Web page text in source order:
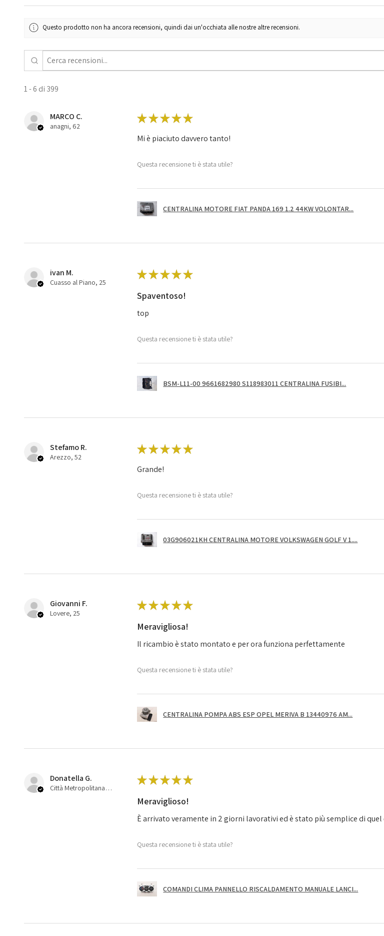
Questo prodotto non ha ancora recensioni, quindi dai un'occhiata alle nostre altre recensioni.
1 - 6 di 399
MARCO C.
anagni, 62
★★★★★
Mi è piaciuto davvero tanto!
Questa recensione ti è stata utile?
CENTRALINA MOTORE FIAT PANDA 169 1.2 44KW VOLONTAR...
ivan M.
Cuasso al Piano, 25
★★★★★
Spaventoso!
top
Questa recensione ti è stata utile?
BSM-L11-00 9661682980 S118983011 CENTRALINA FUSIBI...
Stefamo R.
Arezzo, 52
★★★★★
Grande!
Questa recensione ti è stata utile?
03G906021KH CENTRALINA MOTORE VOLKSWAGEN GOLF V 1....
Giovanni F.
Lovere, 25
★★★★★
Meravigliosa!
Il ricambio è stato montato e per ora funziona perfettamente
Questa recensione ti è stata utile?
CENTRALINA POMPA ABS ESP OPEL MERIVA B 13440976 AM...
Donatella G.
Città Metropolitana di Bologna, 45
★★★★★
Meraviglioso!
È arrivato veramente in 2 giorni lavorativi ed è stato più semplice di quel
Questa recensione ti è stata utile?
COMANDI CLIMA PANNELLO RISCALDAMENTO MANUALE LANCI...